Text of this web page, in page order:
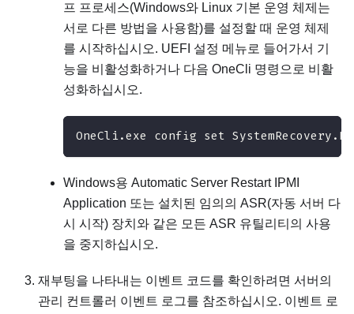
프 프로세스(Windows와 Linux 기본 운영 체제는
서로 다른 방법을 사용함)를 설정할 때 운영 체제
를 시작하십시오. UEFI 설정 메뉴로 들어가서 기
능을 비활성화하거나 다음 OneCli 명령으로 비활
성화하십시오.
OneCli.exe config set
Windows용 Automatic Server Restart IPMI
Application 또는 설치된 임의의 ASR(자동 서버 다
시 시작) 장치와 같은 모든 ASR 유틸리티의 사용
을 중지하십시오.
재부팅을 나타내는 이벤트 코드를 확인하려면 서버의
관리 컨트롤러 이벤트 로그를 참조하십시오. 이벤트 로